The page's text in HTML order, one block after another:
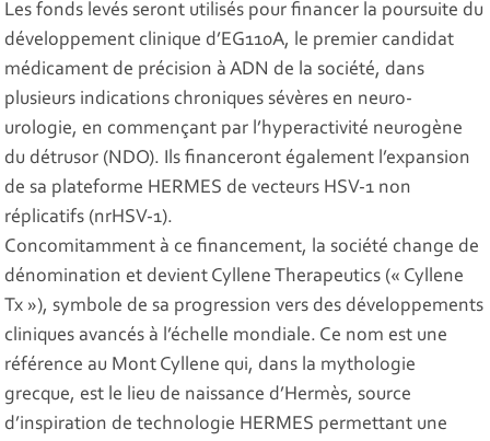
Les fonds levés seront utilisés pour financer la poursuite du
développement clinique d’EG110A, le premier candidat
médicament de précision à ADN de la société, dans
plusieurs indications chroniques sévères en neuro-
urologie, en commençant par l’hyperactivité neurogène
du détrusor (NDO). Ils financeront également l’expansion
de sa plateforme HERMES de vecteurs HSV-1 non
réplicatifs (nrHSV-1).
Concomitamment à ce financement, la société change de
dénomination et devient Cyllene Therapeutics (« Cyllene
Tx »), symbole de sa progression vers des développements
cliniques avancés à l’échelle mondiale. Ce nom est une
référence au Mont Cyllene qui, dans la mythologie
grecque, est le lieu de naissance d’Hermès, source
d’inspiration de technologie HERMES permettant une